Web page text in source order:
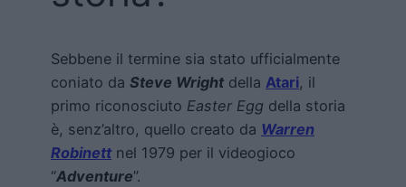
Sebbene il termine sia stato ufficialmente
coniato da Steve Wright della Atari, il
primo riconosciuto Easter Egg della storia
è, senz’altro, quello creato da Warren
Robinett nel 1979 per il videogioco
“Adventure”.